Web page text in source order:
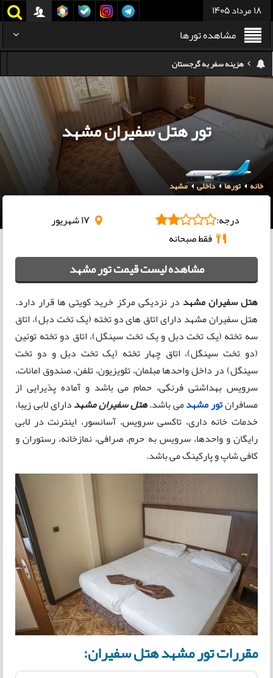
18 مرداد 1405
مشاهده تورها
هزینه سفر به تایلند
استرداد بلیط هواپیما در شرایط جنگی
هزینه تفریحات استانبول ۲۰۲۵
سفر به ارمنستان | دیدنی‌ها و تجربیات جذاب
معرفی بهترین غذاهای محلی و خیابانی دبی
هزینه سفر به گرجستان
تور هتل سفیران مشهد
خانه تورها داخلی مشهد
درجه:
فقط صبحانه
مشاهده لیست قیمت تور مشهد
هتل سفیران مشهد در نزدیکی مرکز خرید کویتی ها قرار دارد.
هتل سفیران مشهد دارای اتاق های دو تخته (یک تخت دبل)، اتاق
سه تخته (یک تخت دبل و یک تخت سینگل)، اتاق دو تخته توئین
(دو تخت سینگل)، اتاق چهار تخته (یک تخت دبل و دو تخت
سینگل) در داخل واحدها مبلمان، تلویزیون، تلفن، صندوق امانات،
سرویس بهداشتی فرنگی، حمام می باشد و آماده پذیرایی از
مسافرانتور مشهدمی باشد.هتل سفیران مشهددارای لابی زیبا،
خدمات خانه داری، تاکسی سرویس، آسانسور، اینترنت در لابی
رایگان و واحدها، سرویس به حرم، صرافی، نمازخانه، رستوران و
کافی شاپ و پارکینگ می باشد.
مقررات تور مشهد هتل سفیران: